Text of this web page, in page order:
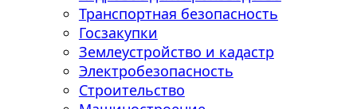
Транспортная безопасность
Госзакупки
Землеустройство и кадастр
Электробезопасность
Строительство